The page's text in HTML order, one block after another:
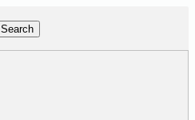
Search